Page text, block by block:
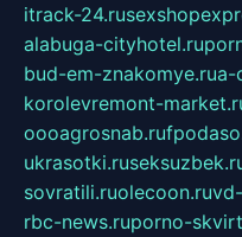
itrack-24.ru
alabuga-cityhotel.ru
bud-em-znakomye.rua-
korolevremont-
oooagrosnab.ru
ukrasotki.ru
sovratili.ruolecoon.ru
rbc-news.ruporno-